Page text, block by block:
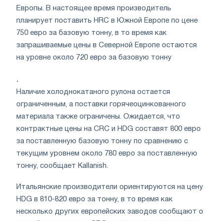
Европы. В настоящее время производитель
планирует поставить HRC в Южной Европе по цене
750 евро за базовую тонну, в то время как
запрашиваемые цены в Северной Европе остаются
на уровне около 720 евро за базовую тонну
.
Наличие холоднокатаного рулона остается
ограниченным, а поставки горячеоцинкованного
материала также ограничены. Ожидается, что
контрактные цены на CRC и HDG составят 800 евро
за поставленную базовую тонну по сравнению с
текущим уровнем около 780 евро за поставленную
тонну, сообщает Kallanish.
Итальянские производители ориентируются на цену
HDG в 810-820 евро за тонну, в то время как
несколько других европейских заводов сообщают о